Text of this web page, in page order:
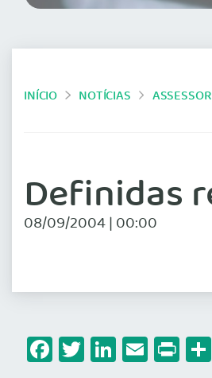
INÍCIO NOTÍCIAS
Definidas
08/09/2004 | 00:00
Facebook
Twitter
LinkedIn
Email